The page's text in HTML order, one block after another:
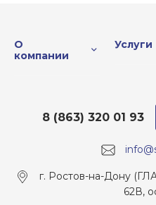
О
компании
Услуги
8 (863) 320 01 93
г. Ростов-на-Дону
62В,